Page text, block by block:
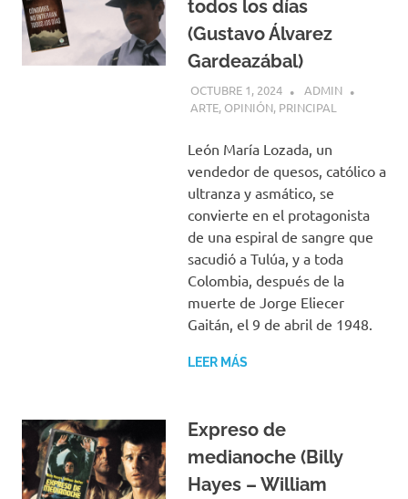
todos los días
(Gustavo Álvarez
Gardeazábal)
OCTUBRE 1, 2024
ADMIN
ARTE, OPINIÓN, PRINCIPAL
León María Lozada, un
vendedor de quesos, católico a
ultranza y asmático, se
convierte en el protagonista
de una espiral de sangre que
sacudió a Tulúa, y a toda
Colombia, después de la
muerte de Jorge Eliecer
Gaitán, el 9 de abril de 1948.
LEER MÁS
Expreso de
medianoche (Billy
Hayes – William